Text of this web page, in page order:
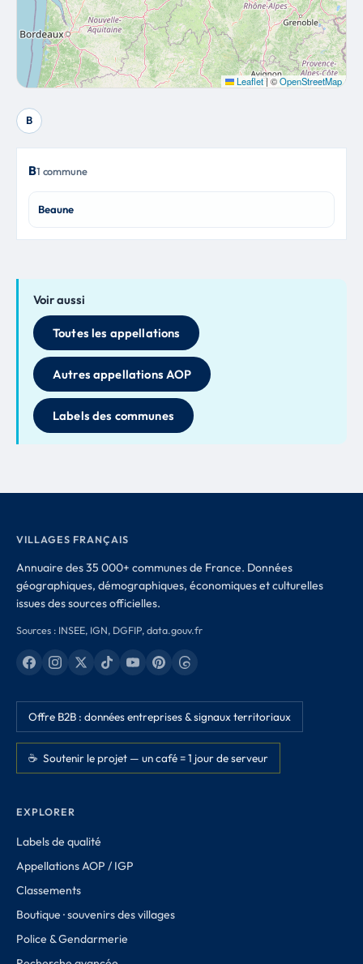
Leaflet| ©OpenStreetMap
B
B1 commune
Beaune
Voir aussi
Toutes les appellations
Autres appellations AOP
Labels des communes
VILLAGES FRANÇAIS
Annuaire des 35 000+ communes de France. Données
géographiques, démographiques, économiques et culturelles
issues des sources officielles.
Sources : INSEE, IGN, DGFIP, data.gouv.fr
Offre B2B : données entreprises & signaux territoriaux
☕ Soutenir le projet — un café = 1 jour de serveur
EXPLORER
Labels de qualité
Appellations AOP / IGP
Classements
Boutique · souvenirs des villages
Police & Gendarmerie